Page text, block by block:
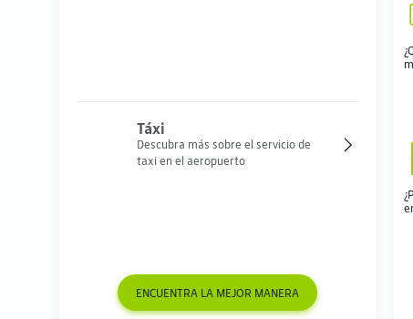
Táxi
Descubra más sobre el servicio de
taxi en el aeropuerto
ENCUENTRA LA MEJOR MANERA